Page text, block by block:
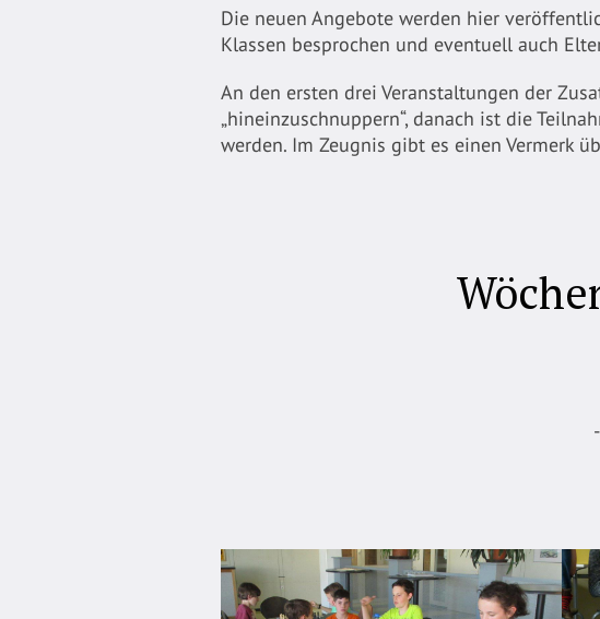
Die neuen Angebote werden hier
Klassen besprochen und eventuell auch
An den ersten drei Veranstaltungen der
„hineinzuschnuppern“, danach ist die
werden. Im Zeugnis gibt es einen Vermerk